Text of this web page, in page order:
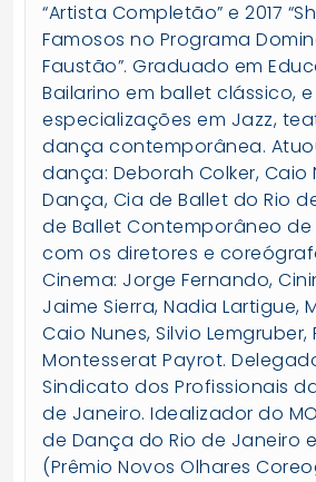
“Artista Completão” e 2017
Famosos no Programa
Faustão”. Graduado em
Bailarino em ballet clássico, e
especializações em Jazz,
dança contemporânea.
dança: Deborah Colker, Caio
Dança, Cia de Ballet do Rio
de Ballet Contemporâneo de
com os diretores e
Cinema: Jorge Fernando,
Jaime Sierra, Nadia Lartigue,
Caio Nunes, Silvio
Montesserat Payrot.
Sindicato dos Profissionais
de Janeiro. Idealizador do
de Dança do Rio de Janeiro e
(Prêmio Novos Olhares